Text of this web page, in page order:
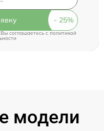
соглашаетесь cполитикой
модели